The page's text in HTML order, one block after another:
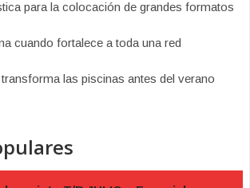
para la colocación de grandes formatos
cuando fortalece a toda una red
las piscinas antes del verano